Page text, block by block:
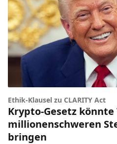
Ethik-Klausel zu CLARITY Act
Krypto-Gesetz könnte
millionenschweren
bringen